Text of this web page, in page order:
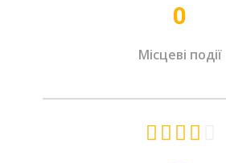
Місцеві події
0
   